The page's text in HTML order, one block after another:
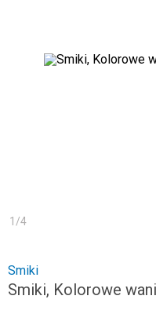
1 /4
Smiki
Smiki, Kolorowe